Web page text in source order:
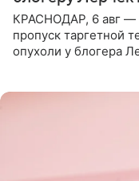
КРАСНОДАР, 6 авг —
пропуск таргетной
опухоли у блогера